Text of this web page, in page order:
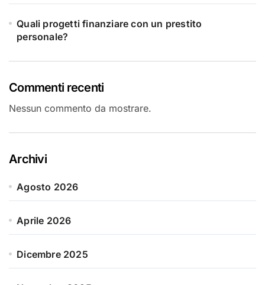
Quali progetti finanziare con un prestito
personale?
Commenti recenti
Nessun commento da mostrare.
Archivi
Agosto 2026
Aprile 2026
Dicembre 2025